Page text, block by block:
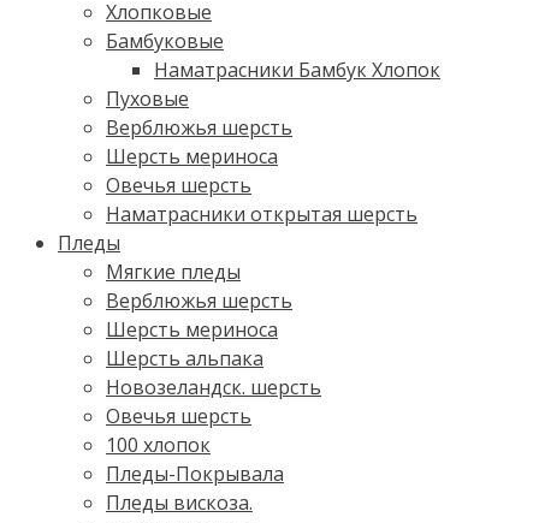
Хлопковые
Бамбуковые
Наматрасники Бамбук Хлопок
Пуховые
Верблюжья шерсть
Шерсть мериноса
Овечья шерсть
Наматрасники открытая шерсть
Пледы
Мягкие пледы
Верблюжья шерсть
Шерсть мериноса
Шерсть альпака
Новозеландск. шерсть
Овечья шерсть
100 хлопок
Пледы-Покрывала
Пледы вискоза.